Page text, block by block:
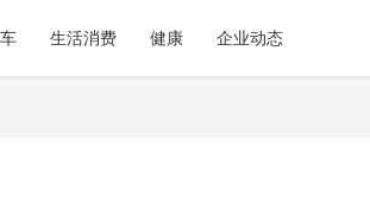
生活消费 健康 企业动态